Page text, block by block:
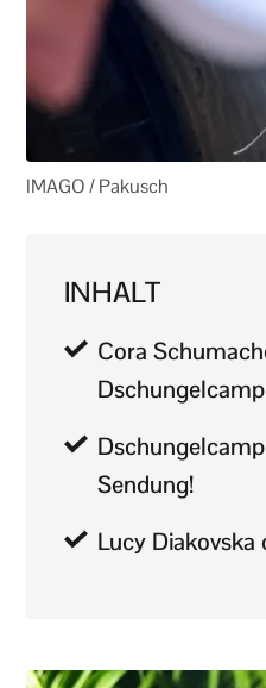
IMAGO / Pakusch
INHALT
Cora
Sendung!
Lucy Diakovska